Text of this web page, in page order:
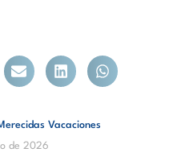
Vacaciones
de 2026